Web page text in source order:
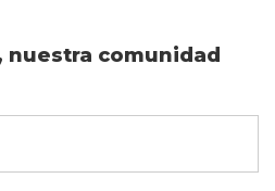
nuestra comunidad